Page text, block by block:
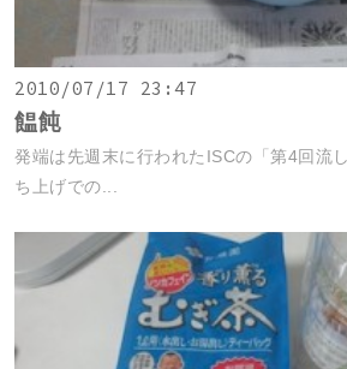
2010/07/17 23:47
饂飩
発端は先週末に行われたISCの「第4回流
ち上げでの...